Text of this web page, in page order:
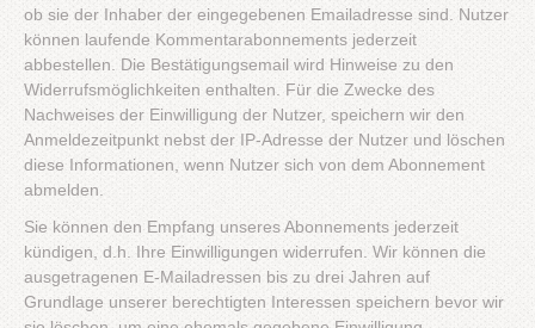
ob sie der Inhaber der eingegebenen Emailadresse sind. Nutzer
können laufende Kommentarabonnements jederzeit
abbestellen. Die Bestätigungsemail wird Hinweise zu den
Widerrufsmöglichkeiten enthalten. Für die Zwecke des
Nachweises der Einwilligung der Nutzer, speichern wir den
Anmeldezeitpunkt nebst der IP-Adresse der Nutzer und löschen
diese Informationen, wenn Nutzer sich von dem Abonnement
abmelden.
Sie können den Empfang unseres Abonnements jederzeit
kündigen, d.h. Ihre Einwilligungen widerrufen. Wir können die
ausgetragenen E-Mailadressen bis zu drei Jahren auf
Grundlage unserer berechtigten Interessen speichern bevor wir